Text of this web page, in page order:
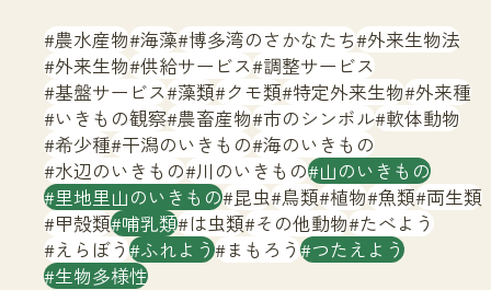
文字サイズ 小 中 大
生物多様性ふくおかウェブセンターとは
サイトマップ
農水産物 海藻 博多湾のさかなたち 外来生物法
外来生物 供給サービス 調整サービス
基盤サービス 藻類 クモ類 特定外来生物 外来種
いきもの観察 農畜産物 市のシンボル 軟体動物
希少種 干潟のいきもの 海のいきもの
水辺のいきもの 川のいきもの 山のいきもの
里地里山のいきもの 昆虫 鳥類 植物 魚類 両生類
甲殻類 哺乳類 は虫類 その他動物 たべよう
えらぼう ふれよう まもろう つたえよう
生物多様性